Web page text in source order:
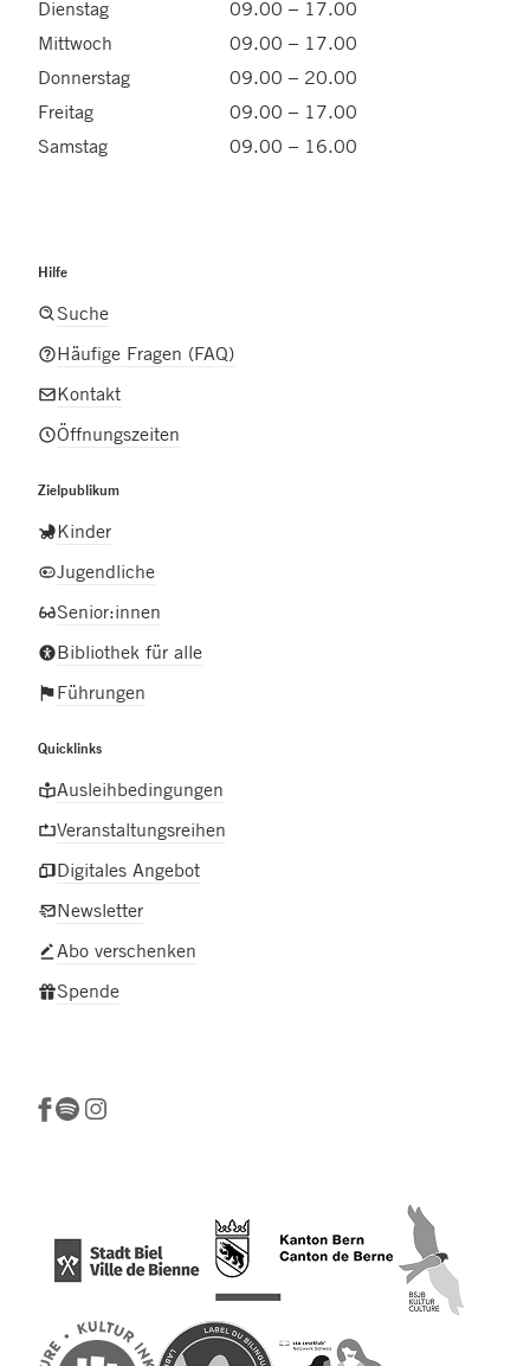
Dienstag
09.00 – 17.00
Mittwoch
09.00 – 17.00
Donnerstag
09.00 – 20.00
Freitag
09.00 – 17.00
Samstag
09.00 – 16.00
Hilfe
Suche
Häufige Fragen (FAQ)
Kontakt
Öffnungszeiten
Zielpublikum
Kinder
Jugendliche
Senior:innen
Bibliothek für alle
Führungen
Quicklinks
Ausleihbedingungen
Veranstaltungsreihen
Digitales Angebot
Newsletter
Abo verschenken
Spende